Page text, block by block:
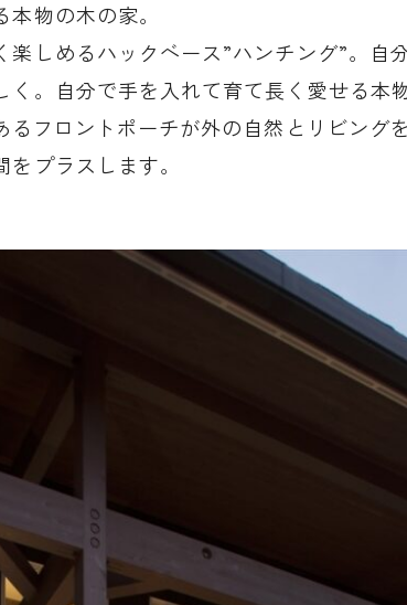
物の木の家。
しめるハックベース”ハンチング”。自
。自分で手を入れて育て長く愛せる本
フロントポーチが外の自然とリビング
プラスします。